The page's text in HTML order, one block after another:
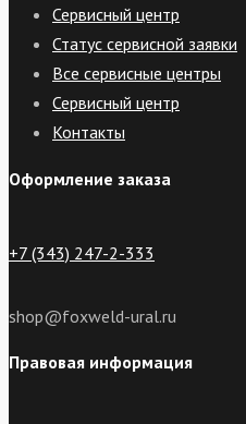
Сервисный центр
Статус сервисной заявки
Все сервисные центры
Сервисный центр
Контакты
Оформление заказа
+7 (343) 247-2-333
shop@foxweld-ural.ru
Правовая информация